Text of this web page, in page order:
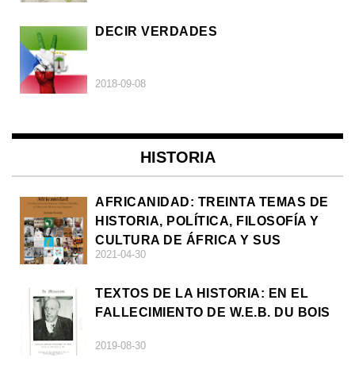
DECIR VERDADES
2018-09-08
HISTORIA
AFRICANIDAD: TREINTA TEMAS DE
HISTORIA, POLÍTICA, FILOSOFÍA Y
CULTURA DE ÁFRICA Y SUS
DIÁSPORAS
2021-04-30
TEXTOS DE LA HISTORIA: EN EL
FALLECIMIENTO DE W.E.B. DU BOIS
2019-08-30